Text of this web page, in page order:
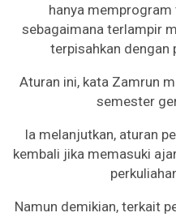
hanya
sebagaimana terlampir
terpisahkan dengan
Aturan ini, kata Zamrun
semester
Ia melanjutkan, aturan
kembali jika memasuki
Namun demikian, terkait